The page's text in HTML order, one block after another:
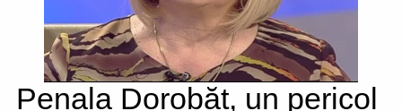
Penala Dorobăț, un pericol